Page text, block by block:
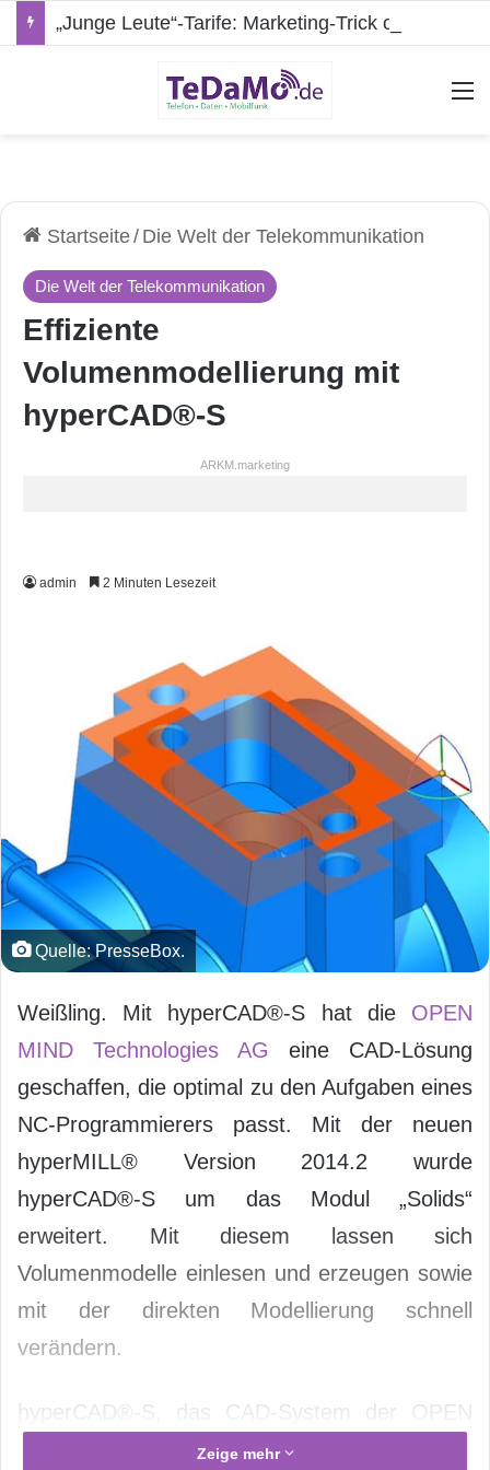
Startseite/ Die Welt der Telekommunikation
Die Welt der Telekommunikation
Effiziente
Volumenmodellierung mit
hyperCAD®-S
ARKM.marketing
admin 2 Minuten Lesezeit
Quelle: PresseBox.
Weißling. Mit hyperCAD®-S hat die OPEN
MIND Technologies AG eine CAD-Lösung
geschaffen, die optimal zu den Aufgaben eines
NC-Programmierers passt. Mit der neuen
hyperMILL® Version 2014.2 wurde
hyperCAD®-S um das Modul „Solids“
erweitert. Mit diesem lassen sich
Volumenmodelle einlesen und erzeugen sowie
mit der direkten Modellierung schnell
verändern.
hyperCAD®-S, das CAD-System der OPEN
MIND Technologies AG, ist eine komplette
Zeige mehr